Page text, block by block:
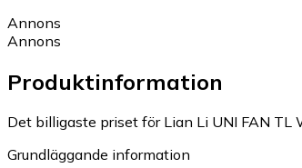
Annons
Annons
Produktinformation
Det billigaste priset för Lian Li UNI FAN TL
Grundläggande information